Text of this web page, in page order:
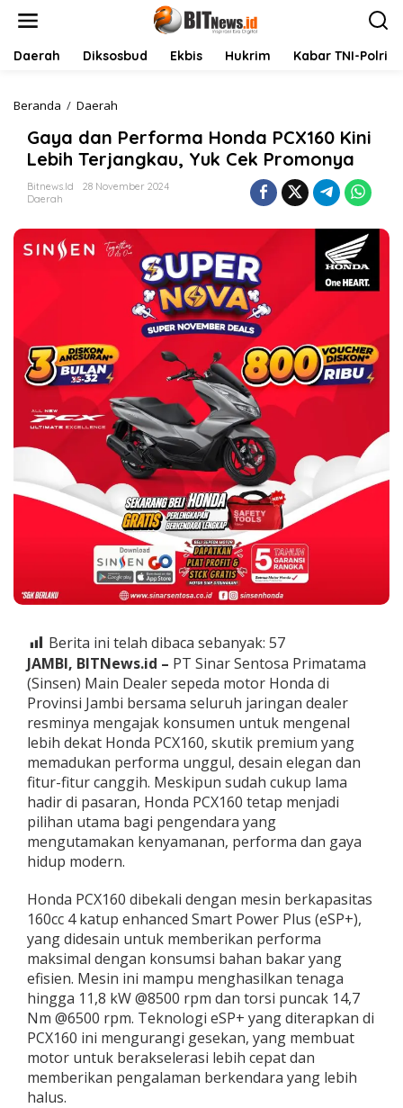
Daerah Diksosbud Ekbis Hukrim Kabar TNI-Polri
Beranda / Daerah
y
a
d
a
r
H
o
n
d
a
P
C
X
0
K
i
n
i
L
e
i
T
e
r
j
a
n
g
k
a
u
Y
u
C
e
P
r
o
m
o
n
y
a
Gaya dan Performa Honda PCX160 Kini
Lebih Terjangkau, Yuk Cek Promonya
Bitnews.id
28 November 2024
Daerah
Berita ini telah dibaca sebanyak: 57
JAMBI, BITNews.id – PT Sinar Sentosa Primatama
(Sinsen) Main Dealer sepeda motor Honda di
Provinsi Jambi bersama seluruh jaringan dealer
resminya mengajak konsumen untuk mengenal
lebih dekat Honda PCX160, skutik premium yang
memadukan performa unggul, desain elegan dan
fitur-fitur canggih. Meskipun sudah cukup lama
hadir di pasaran, Honda PCX160 tetap menjadi
pilihan utama bagi pengendara yang
mengutamakan kenyamanan, performa dan gaya
hidup modern.
Honda PCX160 dibekali dengan mesin berkapasitas
160cc 4 katup enhanced Smart Power Plus (eSP+),
yang didesain untuk memberikan performa
maksimal dengan konsumsi bahan bakar yang
efisien. Mesin ini mampu menghasilkan tenaga
hingga 11,8 kW @8500 rpm dan torsi puncak 14,7
Nm @6500 rpm. Teknologi eSP+ yang diterapkan di
PCX160 ini mengurangi gesekan, yang membuat
motor untuk berakselerasi lebih cepat dan
memberikan pengalaman berkendara yang lebih
halus.